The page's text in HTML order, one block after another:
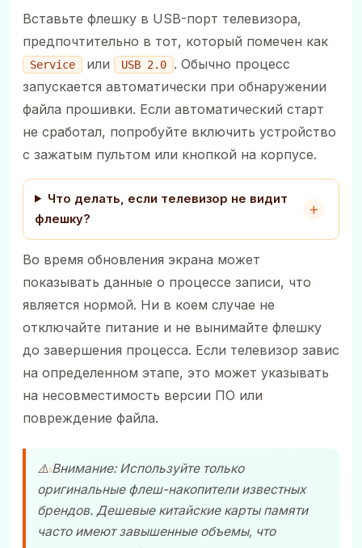
Вставьте флешку в USB-порт телевизора,
предпочтительно в тот, который помечен как
Service или USB 2.0
. Обычно процесс
запускается автоматически при обнаружении
файла прошивки. Если автоматический старт
не сработал, попробуйте включить устройство
с зажатым пультом или кнопкой на корпусе.
Что делать, если телевизор не видит
флешку?
Во время обновления экрана может
показывать данные о процессе записи, что
является нормой. Ни в коем случае не
отключайте питание и не вынимайте флешку
до завершения процесса. Если телевизор завис
на определенном этапе, это может указывать
на несовместимость версии ПО или
повреждение файла.
⚠️ Внимание: Используйте только
оригинальные флеш-накопители известных
брендов. Дешевые китайские карты памяти
часто имеют завышенные объемы, что